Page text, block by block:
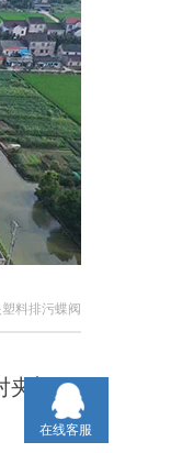
料排污蝶阀
塑
在线客服